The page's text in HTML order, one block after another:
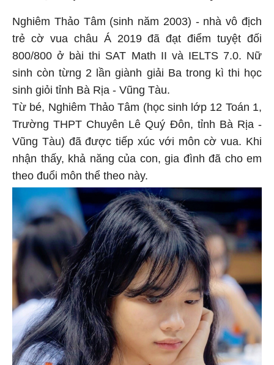
Nghiêm Thảo Tâm (sinh năm 2003) - nhà vô địch
trẻ cờ vua châu Á 2019 đã đạt điểm tuyệt đối
800/800 ở bài thi SAT Math II và IELTS 7.0. Nữ
sinh còn từng 2 lần giành giải Ba trong kì thi học
sinh giỏi tỉnh Bà Rịa - Vũng Tàu.
Từ bé, Nghiêm Thảo Tâm (học sinh lớp 12 Toán 1,
Trường THPT Chuyên Lê Quý Đôn, tỉnh Bà Rịa -
Vũng Tàu) đã được tiếp xúc với môn cờ vua. Khi
nhận thấy, khả năng của con, gia đình đã cho em
theo đuổi môn thể theo này.